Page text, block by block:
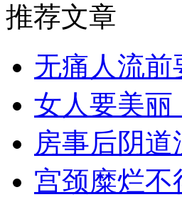
推荐文章
无痛人流
女人要美丽
房事后阴
宫颈糜烂